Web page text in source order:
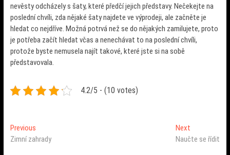
nevěsty odcházely s šaty, které předčí jejich představy. Nečekejte na
poslední chvíli, zda nějaké šaty najdete ve výprodeji, ale začněte je
hledat co nejdříve. Možná potrvá než se do nějakých zamilujete, proto
je potřeba začít hledat včas a nenechávat to na poslední chvíli,
protože byste nemusela najít takové, které jste si na sobě
představovala.
4.2/5 - (10 votes)
Navigace
pro
PreviousPrevious
post:
Zimní zahrady
Next
post:
Naučte se řídit